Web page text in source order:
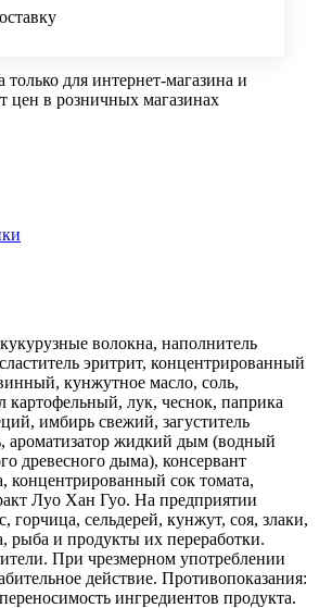
только для интернет-магазина и
цен в розничных магазинах
волокна, наполнитель
эритрит, концентрированный
кунжутное масло, соль,
картофельный, лук, чеснок, паприка
имбирь свежий, загуститель
ароматизатор жидкий дым (водный
древесного дыма), консервант
концентрированный сок томата,
Луо Хан Гуо. На предприятии
горчица, сельдерей, кунжут, соя, злаки,
рыба и продукты их переработки.
При чрезмерном употреблении
действие. Противопоказания:
ингредиентов продукта.